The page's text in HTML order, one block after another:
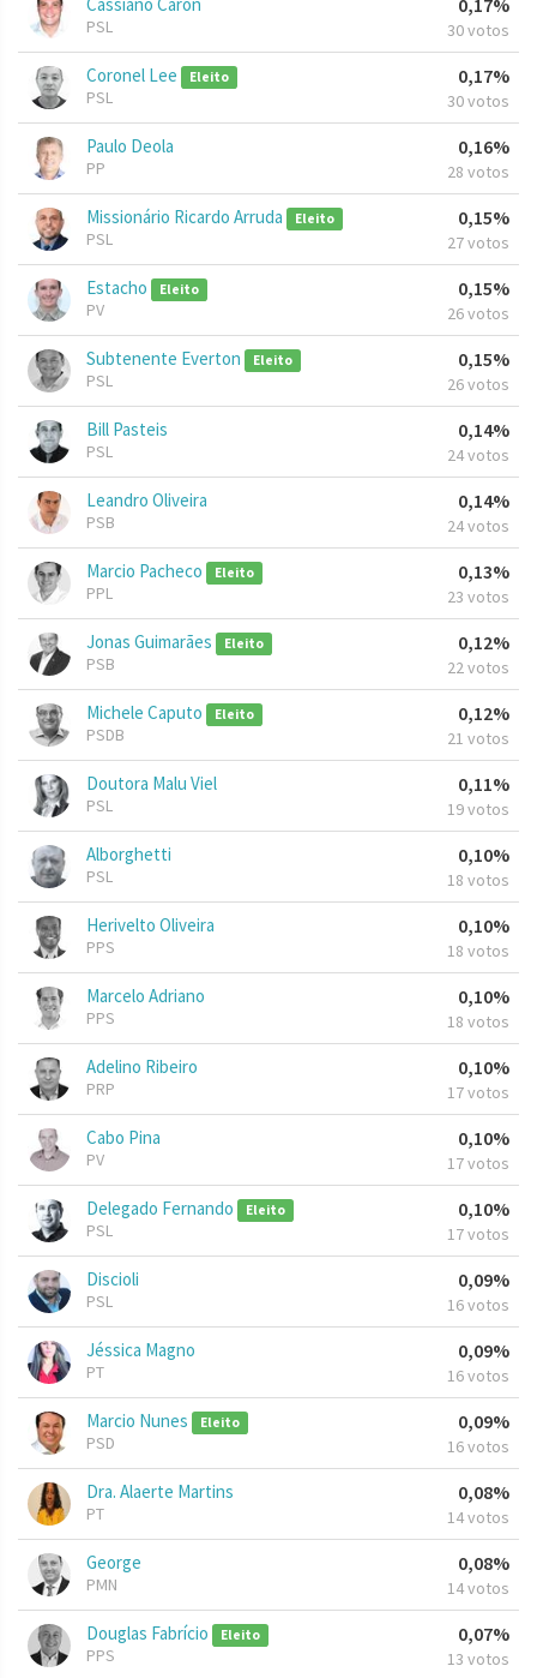
PSL
0,17%
30 votos
Coronel Lee Eleito
PSL
0,17%
30 votos
Paulo Deola
PP
0,16%
28 votos
Missionário Ricardo Arruda Eleito
PSL
0,15%
27 votos
Estacho Eleito
PV
0,15%
26 votos
Subtenente Everton Eleito
PSL
0,15%
26 votos
Bill Pasteis
PSL
0,14%
24 votos
Leandro Oliveira
PSB
0,14%
24 votos
Marcio Pacheco Eleito
PPL
0,13%
23 votos
Jonas Guimarães Eleito
PSB
0,12%
22 votos
Michele Caputo Eleito
PSDB
0,12%
21 votos
Doutora Malu Viel
PSL
0,11%
19 votos
Alborghetti
PSL
0,10%
18 votos
Herivelto Oliveira
PPS
0,10%
18 votos
Marcelo Adriano
PPS
0,10%
18 votos
Adelino Ribeiro
PRP
0,10%
17 votos
Cabo Pina
PV
0,10%
17 votos
Delegado Fernando Eleito
PSL
0,10%
17 votos
Discioli
PSL
0,09%
16 votos
Jéssica Magno
PT
0,09%
16 votos
Marcio Nunes Eleito
PSD
0,09%
16 votos
Dra. Alaerte Martins
PT
0,08%
14 votos
George
PMN
0,08%
14 votos
Douglas Fabrício Eleito
PPS
0,07%
13 votos